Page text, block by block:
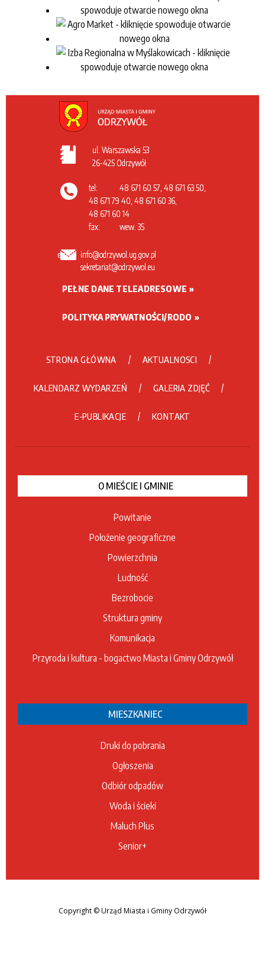
ul. Warszawska 53
26-425 Odrzywół
tel:
48 671 60 57, 48 671 63 50,
48 671 79 40, 48 671 60 36,
48 671 60 14
fax:
wew. 35
email: info@odrzywol.ug.gov.pl
sekretariat@odrzywol.eu
PEŁNE DANE TELEADRESOWE
POLITYKA PRYWATNOŚCI/RODO
STRONA GŁÓWNA AKTUALNOSCI
KALENDARZ WYDARZEŃ GALERIA ZDJĘĆ
E-PUBLIKACJE KONTAKT
O MIEŚCIE I GMINIE
Powitanie
Położenie geograficzne
Powierzchnia
Ludność
Bezrobocie
Struktura gminy
Komunikacja
Przyroda i kultura - bogactwo Miasta i Gminy Odrzywół
MIESZKANIEC
Druki do pobrania
Ogłoszenia
Odbiór odpadów
Woda i ścieki
Maluch Plus
Senior+
Copyright © Urząd Miasta i Gminy Odrzywół